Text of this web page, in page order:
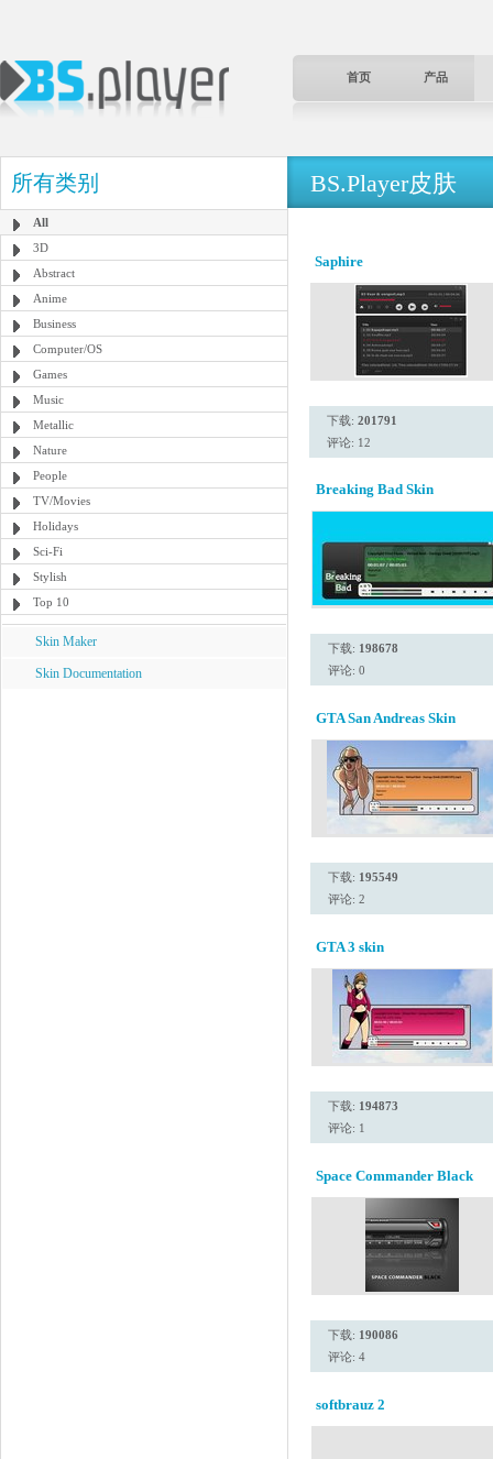
首页 产品
所有类别
All
3D
Abstract
Anime
Business
Computer/OS
Games
Music
Metallic
Nature
People
TV/Movies
Holidays
Sci-Fi
Stylish
Top 10
Skin Maker
Skin Documentation
BS.Player皮肤
Saphire
下载: 201791
评论: 12
Breaking Bad Skin
下载: 198678
评论: 0
GTA San Andreas Skin
下载: 195549
评论: 2
GTA 3 skin
下载: 194873
评论: 1
Space Commander Black
下载: 190086
评论: 4
softbrauz 2